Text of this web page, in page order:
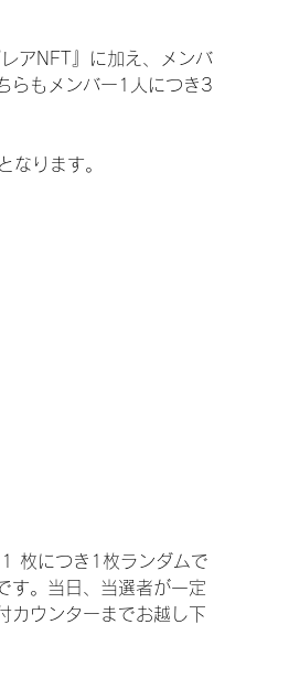
アNFT』に加え、メンバ
らもメンバー1人につき3
なります。
枚につき1枚ランダムで
す。当日、当選者が一定
カウンターまでお越し下